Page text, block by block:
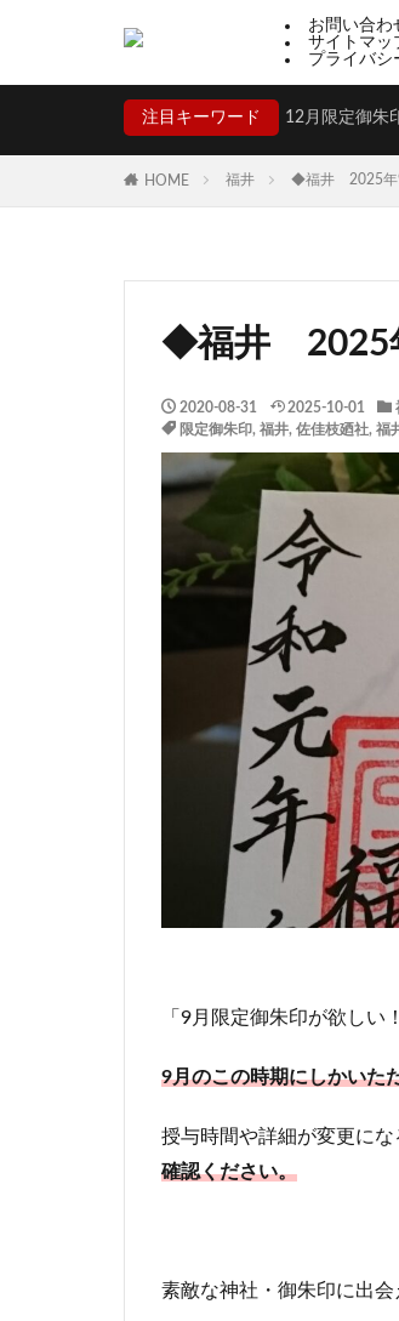
お問い合わ
サイトマッ
プライバシ
注目キーワード 12月限定御朱
HOME 福井 ◆福井 2025年9
◆福井 2025
2020-08-31 2025-10-01
限定御朱印, 福井, 佐佳枝廼社, 福
「9月限定御朱印が欲し
9月のこの時期にしかいた
授与時間や詳細が変更にな
確認ください。
素敵な神社・御朱印に出会